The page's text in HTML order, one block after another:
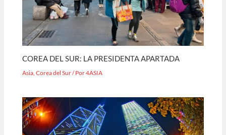
COREA DEL SUR: LA PRESIDENTA APARTADA
Asia ,Corea del Sur/ Por4ASIA